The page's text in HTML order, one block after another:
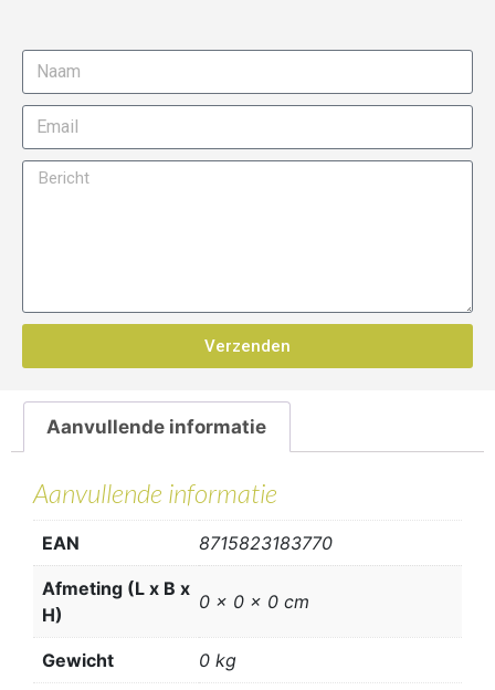
Verzenden
Aanvullende informatie
Aanvullende informatie
EAN 8715823183770
Afmeting (L x B x
H)
0 x 0 x 0 cm
Gewicht 0 kg